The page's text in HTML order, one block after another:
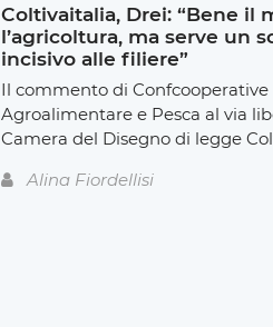
Coltivaitalia, Drei: “Bene il
l’agricoltura, ma serve un
incisivo alle filiere”
Il commento di Confcooperative
Agroalimentare e Pesca al via
Camera del Disegno di legge
Alina Fiordellisi